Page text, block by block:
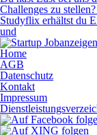
Challenges zu
Studyflix erhältst du
und
Home
AGB
Datenschutz
Kontakt
Impressum